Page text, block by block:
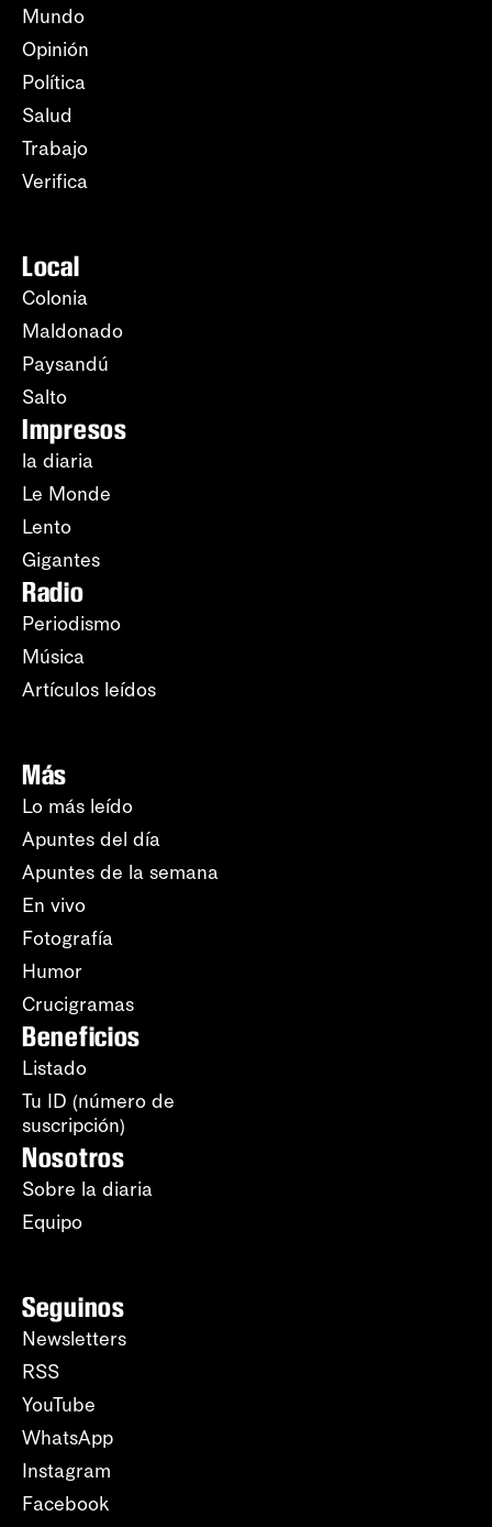
Mundo
Opinión
Política
Salud
Trabajo
Verifica
Local
Colonia
Maldonado
Paysandú
Salto
Impresos
la diaria
Le Monde
Lento
Gigantes
Radio
Periodismo
Música
Artículos leídos
Más
Lo más leído
Apuntes del día
Apuntes de la semana
En vivo
Fotografía
Humor
Crucigramas
Beneficios
Listado
Tu ID (número de
suscripción)
Nosotros
Sobre la diaria
Equipo
Seguinos
Newsletters
RSS
YouTube
WhatsApp
Instagram
Facebook